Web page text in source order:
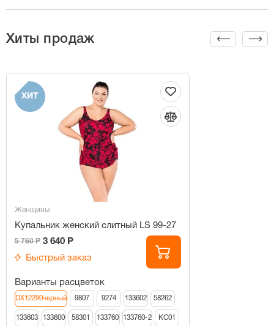
Хиты продаж
ХИТ
Женщины
Купальник женский слитный LS 99-27
5 760 Р 3 640 Р
Быстрый заказ
Варианты расцветок
DX12290черный 9807 9274 133602 58262
133603 133600 58301 133760 133760-2 КС01